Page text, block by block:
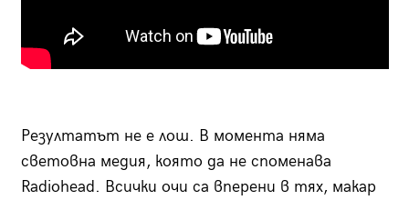
Резултатът не е лош. В момента няма
световна медия, която да не споменава
Radiohead. Всички очи са вперени в тях, макар